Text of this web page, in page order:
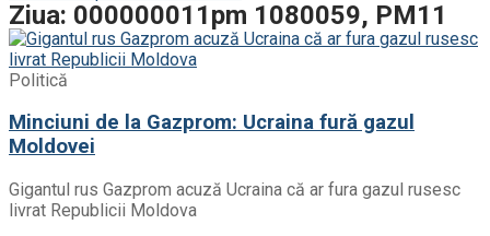
Ziua: 000000011pm 1080059, PM11
Politică
Minciuni de la Gazprom: Ucraina fură gazul
Moldovei
Gigantul rus Gazprom acuză Ucraina că ar fura gazul rusesc
livrat Republicii Moldova